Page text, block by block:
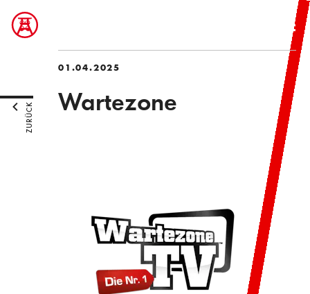
01.04.2025
Wartezone
ZURÜCK